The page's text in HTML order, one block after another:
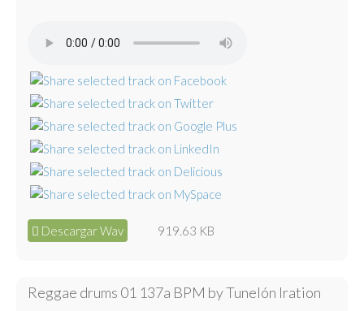
Descargar Wav 919.63 KB
Reggae drums 01 137a BPM by Tunelón Iration